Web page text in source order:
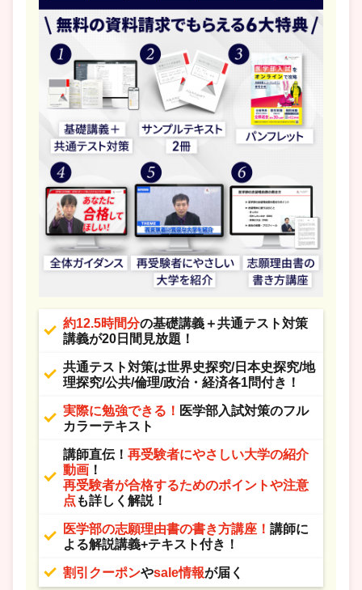
約12.5時間分の基礎講義＋共通テスト対策
講義が20日間見放題！
共通テスト対策は世界史探究/日本史探究/地
理探究/公共/倫理/政治・経済各1問付き！
実際に勉強できる！ 医学部入試対策のフル
カラーテキスト
講師直伝！ 再受験者にやさしい大学の紹介
動画 ！
再受験者が合格するためのポイントや注意
点 も詳しく解説！
医学部の志願理由書の書き方講座！ 講師に
よる解説講義+テキスト付き！
割引クーポンやsale情報が届く